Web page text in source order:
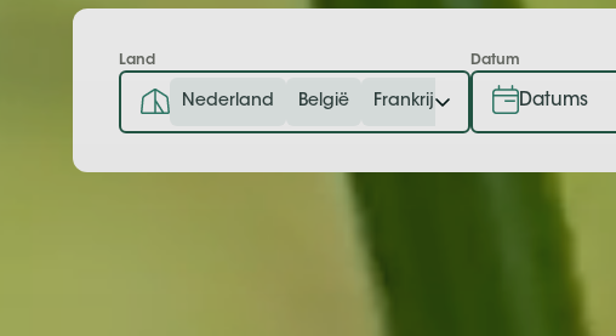
Land
Nederland België Frankrijk
Datum